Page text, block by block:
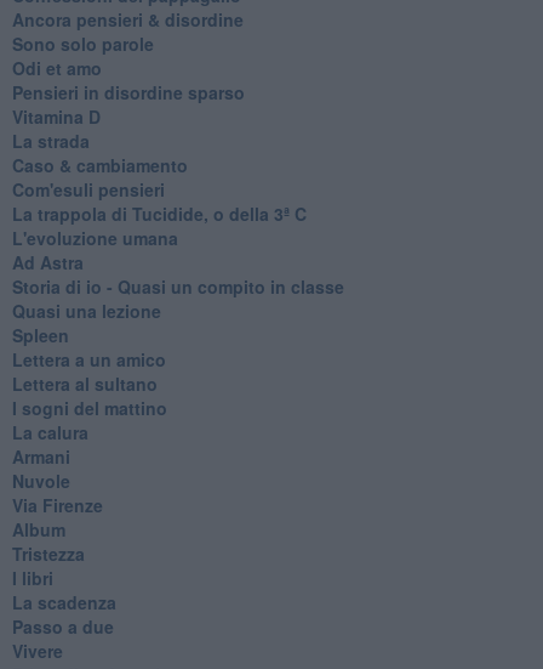
Ancora pensieri & disordine
Sono solo parole
Odi et amo
Pensieri in disordine sparso
Vitamina D
La strada
Caso & cambiamento
Com'esuli pensieri
La trappola di Tucidide, o della 3ª C
L'evoluzione umana
Ad Astra
Storia di io - Quasi un compito in classe
Quasi una lezione
Spleen
Lettera a un amico
Lettera al sultano
I sogni del mattino
La calura
Armani
Nuvole
Via Firenze
Album
Tristezza
I libri
La scadenza
Passo a due
Vivere